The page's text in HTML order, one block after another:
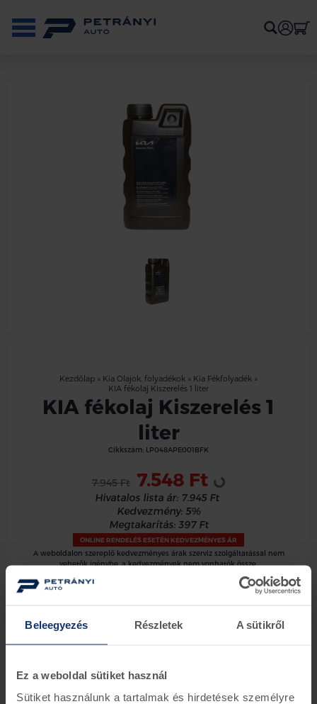
Beleegyezés Részletek A sütikről
Ez a weboldal sütiket használ
Sütiket használunk a tartalmak és hirdetések személyre
Kezdőlap » Kia Olajok, folyadékok » Kia Fékfolyadék »
KIA fékolaj Kiszerelés 1 liter
KIA fékolaj Kiszerelés 1
liter
Cikkszám: LP048APE001BFK
7.945 Ft 7.548 Ft Loading...
Hivatalos lista ár: 7.945 Ft
Kedvezmény: 5%
Megtakarítás: 397 Ft
ONLINE RENDELÉS ESETÉN KEDVEZMÉNYES ÁR
A weboldalon szereplő kedvezményes árak szerviz szolgáltatással nem
vehetők igénybe, a kedvezmények nem vonhatók össze.
Kiszerelés: 1 liter
Specifikáció: DOT4 BF6